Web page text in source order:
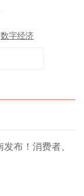
数字经济